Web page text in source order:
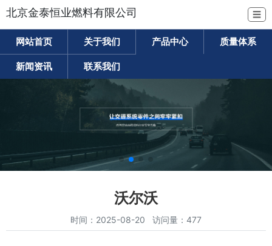
北京金泰恒业燃料有限公司 ☰
网站首页 关于我们 产品中心 质量体系
新闻资讯 联系我们
沃尔沃
时间：2025-08-20 访问量：477